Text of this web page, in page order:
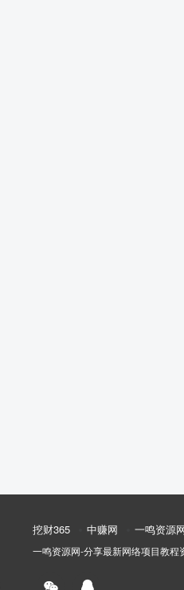
挖财365 中赚网 一鸣资源
一鸣资源网-分享最新网络项目教程